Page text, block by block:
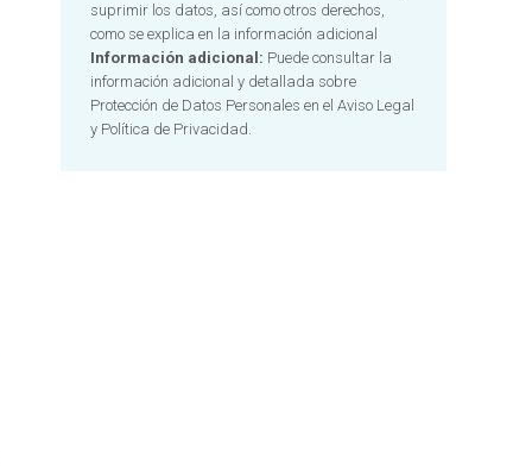
suprimir los datos, así como otros derechos,
como se explica en la información adicional
Información adicional: Puede consultar la
información adicional y detallada sobre
Protección de Datos Personales en el Aviso Legal
y Política de Privacidad.